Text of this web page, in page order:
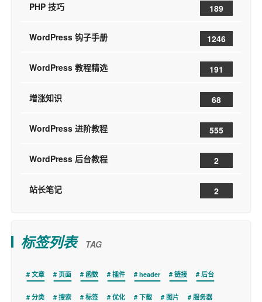
PHP 技巧 189
WordPress 钩子手册 1246
WordPress 教程精选 191
增涨知识 68
WordPress 进阶教程 555
WordPress 后台教程 2
站长笔记 2
标签列表 TAG
文章 页面 函数 插件 header 链接 后台
分类 搜索 标签 优化 下载 图片 服务器